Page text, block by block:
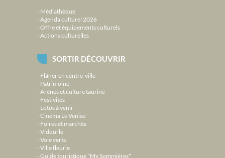
Médiathèque
Agenda culturel 2026
Offre et équipements culturels
Actions culturelles
SORTIR DÉCOUVRIR
Flâner en centre-ville
Patrimoine
Arènes et culture taurine
Festivités
Lotos à venir
Cinéma Le Venise
Foires et marchés
Vidourle
Voie verte
Ville fleurie
Guide touristique "My Sommières"